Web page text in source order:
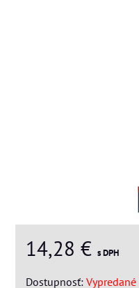
14,28 € s DPH
Dostupnosť: Vypredané